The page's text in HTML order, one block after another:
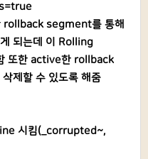
rollback segment를 통해
되는데 이 Rolling
또한 active한 rollback
제할 수 있도록 해줌
시킴(_corrupted~,